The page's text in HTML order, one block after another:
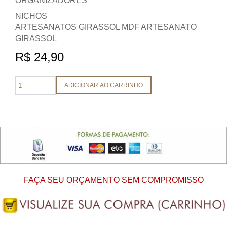
NICHOS
ARTESANATOS GIRASSOL MDF ARTESANATO
GIRASSOL
R$ 24,90
ADICIONAR AO CARRINHO
FAÇA SEU ORÇAMENTO SEM COMPROMISSO